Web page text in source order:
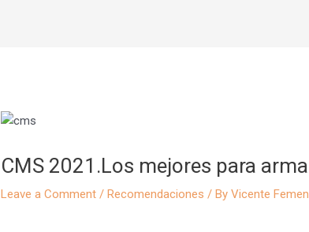
CMS 2021.Los mejores para
Leave a Comment /Recomendaciones / ByVicente